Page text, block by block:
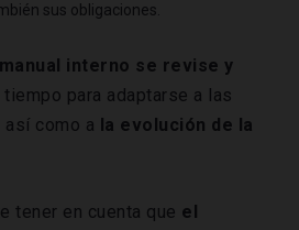
sus obligaciones.
interno se revise y
para adaptarse a las
como a la evolución de la
tener en cuenta que el